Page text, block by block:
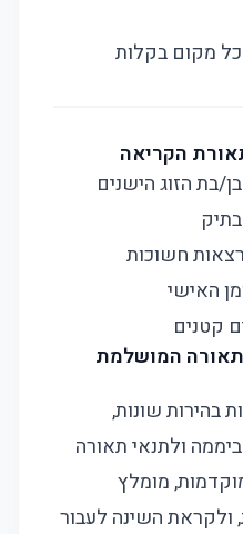
מקום בקלות
בת הזוג הישנים
חשוכות
האישי
קטנים
המושלמת
בהירות שונות,
ולתנאי תאורה
מומלץ
ולקראת השינה לעבור